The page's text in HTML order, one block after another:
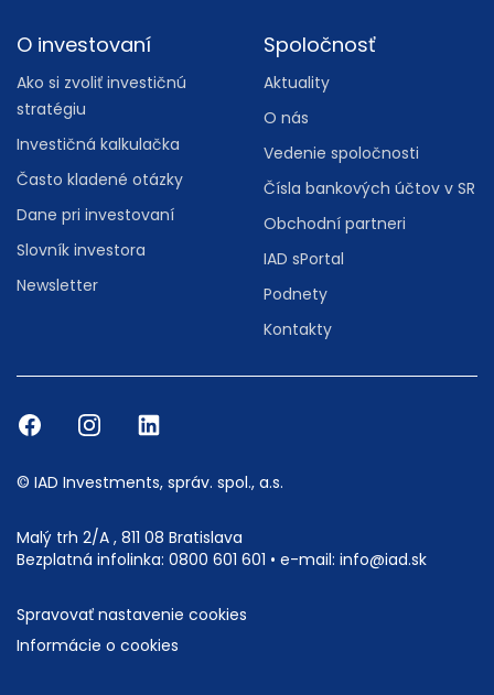
O investovaní
Ako si zvoliť investičnú
stratégiu
Investičná kalkulačka
Často kladené otázky
Dane pri investovaní
Slovník investora
Newsletter
Spoločnosť
Aktuality
O nás
Vedenie spoločnosti
Čísla bankových účtov v SR
Obchodní partneri
IAD sPortal
Podnety
Kontakty
© IAD Investments, správ. spol., a.s.
Malý trh 2/A , 811 08 Bratislava
Bezplatná infolinka: 0800 601 601 • e-mail: info@iad.sk
Spravovať nastavenie cookies
Informácie o cookies